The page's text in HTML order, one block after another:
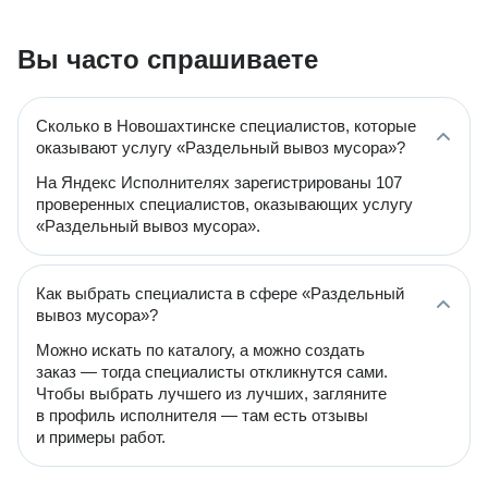
Вы часто спрашиваете
Сколько в Новошахтинске специалистов, которые
оказывают услугу «Раздельный вывоз мусора»?
На Яндекс Исполнителях зарегистрированы 107
проверенных специалистов, оказывающих услугу
«Раздельный вывоз мусора».
Как выбрать специалиста в сфере «Раздельный
вывоз мусора»?
Можно искать по каталогу, а можно создать
заказ — тогда специалисты откликнутся сами.
Чтобы выбрать лучшего из лучших, загляните
в профиль исполнителя — там есть отзывы
и примеры работ.